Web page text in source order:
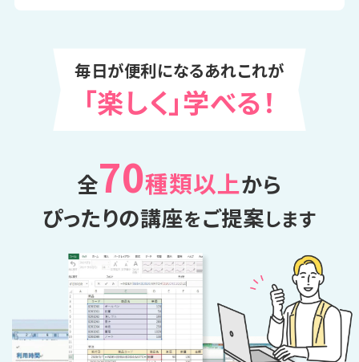
毎日が便利になるあれこれが
「楽しく」学べる！
全70種類以上から
ぴったりの講座をご提案します